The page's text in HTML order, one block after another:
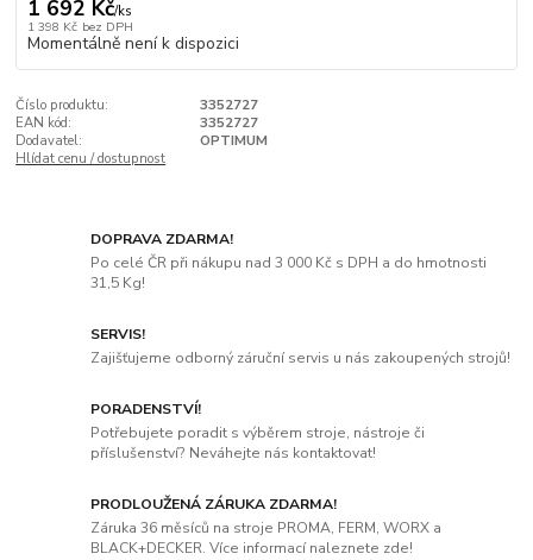
1 692 Kč/ks
1 398 Kč bez DPH
Momentálně není k dispozici
Číslo produktu:
3352727
EAN kód:
3352727
Dodavatel:
OPTIMUM
Hlídat cenu / dostupnost
DOPRAVA ZDARMA!
Po celé ČR při nákupu nad 3 000 Kč s DPH a do hmotnosti
31,5 Kg!
SERVIS!
Zajišťujeme odborný záruční servis u nás zakoupených strojů!
PORADENSTVÍ!
Potřebujete poradit s výběrem stroje, nástroje či
příslušenství? Neváhejte nás kontaktovat!
PRODLOUŽENÁ ZÁRUKA ZDARMA!
Záruka 36 měsíců na stroje PROMA, FERM, WORX a
BLACK+DECKER. Více informací naleznete zde!